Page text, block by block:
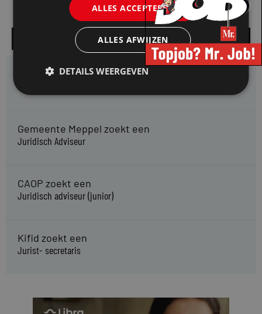
Alle vacatures
HMP zoekt een
Jurist Arbeidsrecht
Gemeente Meppel zoekt een
Juridisch Adviseur
CAOP zoekt een
Juridisch adviseur (junior)
Kifid zoekt een
Jurist- secretaris
ALLES ACCEPTEREN
ALLES AFWIJZEN
DETAILS WEERGEVEN